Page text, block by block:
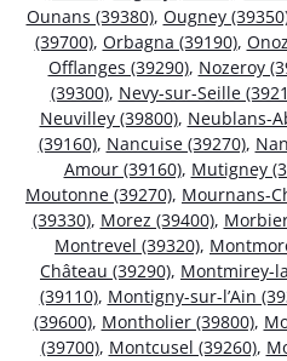
Ounans (39380), Ougney
(39700), Orbagna (39190),
Offlanges (39290), Nozeroy
(39300), Nevy-sur-Seille
Neuvilley (39800), Neublans-
(39160), Nancuise (39270),
Amour (39160), Mutigney
Moutonne (39270), Mournans-
(39330), Morez (39400),
Montrevel (39320),
Château (39290), Montmirey-
(39110), Montigny-sur-l’Ain
(39600), Montholier (39800),
(39700), Montcusel (39260),